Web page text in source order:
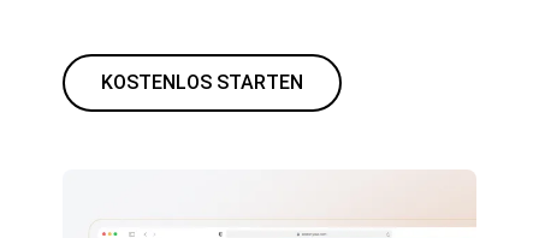
KOSTENLOS STARTEN